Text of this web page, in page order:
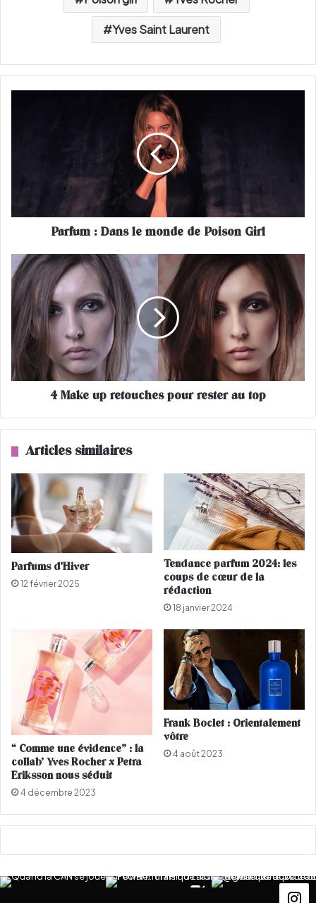
Yves Saint Laurent
a
e
m
o
d
e
d
e
G
i
l
Parfum : Dans le monde de Poison Girl
M
a
k
u
p
r
e
h
s
p
o
u
r
e
s
4 Make up retouches pour rester au top
Articles similaires
Parfums d’Hiver
12 février 2025
Tendance parfum 2024: les
coups de cœur de la
rédaction
18 janvier 2024
“ Comme une évidence” : la
collab’ Yves Rocher x Petra
Eriksson nous séduit
4 décembre 2023
Frank Boclet : Orientalement
vôtre
4 août 2023